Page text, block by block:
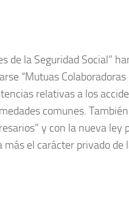
de la Seguridad Social”
“Mutuas Colaboradoras
relativas a los
comunes.
y con la nueva ley
el carácter privado de